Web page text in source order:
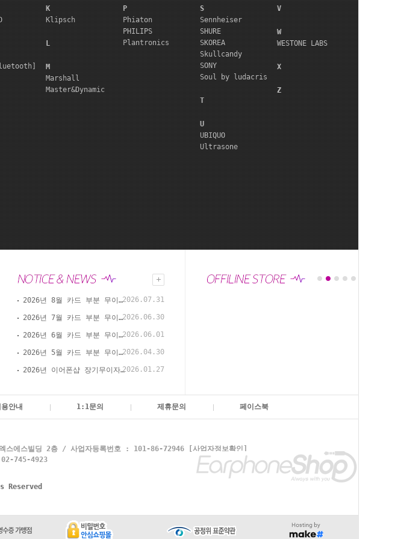
K
Klipsch
L
M
Marshall
Master&Dynamic
P
Phiaton
PHILIPS
Plantronics
S
Sennheiser
SHURE
SKOREA
Skullcandy
SONY
Soul by ludacris
T
U
UBIQUO
Ultrasone
V
W
WESTONE LABS
X
Z
2026년 8월 카드 부분 무이자 할부 안내(이어폰샵 온라인 결제)2026.07.31
2026년 7월 카드 부분 무이자 할부 안내(이어폰샵 온라인 결제)2026.06.30
2026년 6월 카드 부분 무이자 할부 안내(이어폰샵 온라인 결제)2026.06.01
2026년 5월 카드 부분 무이자 할부 안내(이어폰샵 온라인 결제)2026.04.30
2026년 이어폰샵 장기무이자 할부 이벤트2026.01.27
용안내 1:1문의 제휴문의 페이스북
에스빌딩 2층 / 사업자등록번호 : 101-86-72946
[사업자정보확인]
745-4923